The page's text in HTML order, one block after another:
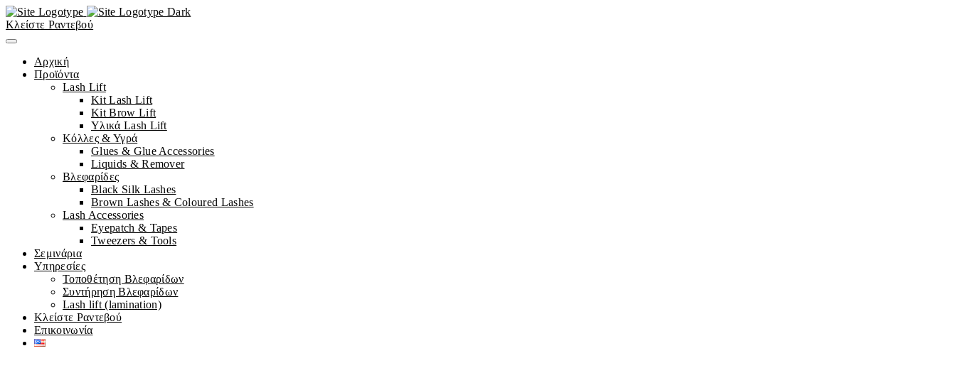
Κλείστε Ραντεβού
Αρχική
Προϊόντα
Lash Lift
Kit Lash Lift
Kit Brow Lift
Υλικά Lash Lift
Κόλλες & Υγρά
Glues & Glue Accessories
Liquids & Remover
Βλεφαρίδες
Black Silk Lashes
Brown Lashes & Coloured Lashes
Lash Accessories
Eyepatch & Tapes
Tweezers & Tools
Σεμινάρια
Υπηρεσίες
Τοποθέτηση Βλεφαρίδων
Συντήρηση Βλεφαρίδων
Lash lift (lamination)
Κλείστε Ραντεβού
Επικοινωνία